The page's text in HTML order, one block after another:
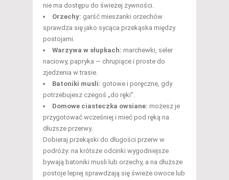
nie ma dostępu do świeżej żywności.
Orzechy: garść mieszanki orzechów
sprawdza się jako sycąca przekąska między
postojami.
Warzywa w słupkach: marchewki, seler
naciowy, papryka — chrupiące i proste do
zjedzenia w trasie.
Batoniki musli: gotowe i poręczne, gdy
potrzebujesz czegoś „do ręki”.
Domowe ciasteczka owsiane: możesz je
przygotować wcześniej i mieć pod ręką na
dłuższe przerwy.
Dobieraj przekąski do długości przerw w
podróży: na krótsze odcinki wygodniejsze
bywają batoniki musli lub orzechy, a na dłuższe
postoje lepiej sprawdzają się świeże owoce lub